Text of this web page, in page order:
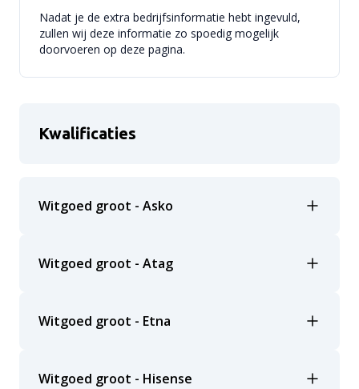
Nadat je de extra bedrijfsinformatie hebt ingevuld,
zullen wij deze informatie zo spoedig mogelijk
doorvoeren op deze pagina.
Kwalificaties
Witgoed groot - Asko
Witgoed groot - Atag
Witgoed groot - Etna
Witgoed groot - Hisense